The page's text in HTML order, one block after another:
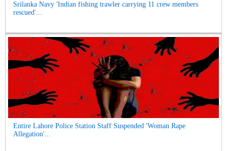
Srilanka Navy 'Indian fishing trawler carrying 11 crew members
rescued'...
Entire Lahore Police Station Staff Suspended 'Woman Rape
Allegation'...